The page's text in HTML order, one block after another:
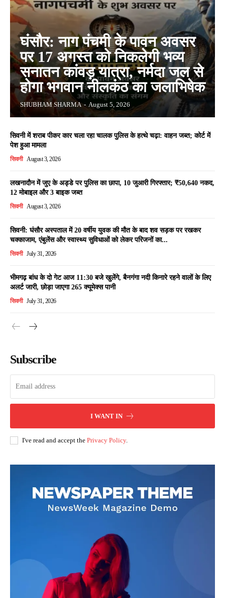
घंसौर: नाग पंचमी के पावन अवसर
पर 17 अगस्त को निकलेगी भव्य
सनातन कांवड़ यात्रा, नर्मदा जल से
होगा भगवान नीलकंठ का जलाभिषेक
SHUBHAM SHARMA - August 5, 2026
सिवनी में शराब पीकर कार चला रहा चालक पुलिस के हत्थे चढ़ा: वाहन जब्त; कोर्ट में
पेश हुआ मामला
सिवनी August 3, 2026
लखनादौन में जुए के अड्डे पर पुलिस का छापा, 10 जुआरी गिरफ्तार; ₹50,640 नकद,
12 मोबाइल और 3 बाइक जब्त
सिवनी August 3, 2026
सिवनी: घंसौर अस्पताल में 20 वर्षीय युवक की मौत के बाद शव सड़क पर रखकर
चक्काजाम, एंबुलेंस और स्वास्थ्य सुविधाओं को लेकर परिजनों का...
सिवनी July 31, 2026
भीमगढ़ बांध के दो गेट आज 11:30 बजे खुलेंगे, बैनगंगा नदी किनारे रहने वालों के लिए
अलर्ट जारी, छोड़ा जाएगा 265 क्यूमेक्स पानी
सिवनी July 31, 2026
Subscribe
I WANT IN
I've read and accept the Privacy Policy.